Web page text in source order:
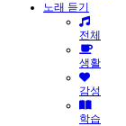
노래 듣기
전체
생활
감성
학습